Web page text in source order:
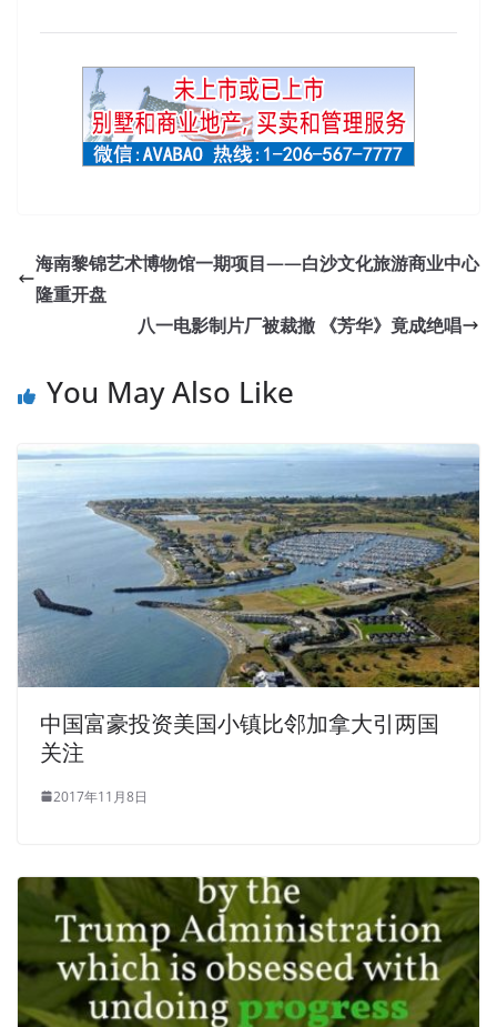
海南黎锦艺术博物馆一期项目——白沙文化旅游商业中心
隆重开盘
八一电影制片厂被裁撤 《芳华》竟成绝唱
You May Also Like
中国富豪投资美国小镇比邻加拿大引两国
关注
2017年11月8日